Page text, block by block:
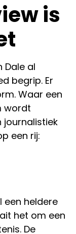
is
Dale al
begrip. Er
Waar een
wordt
een rij:
een heldere
het om een
De